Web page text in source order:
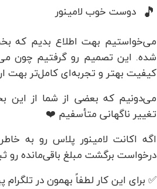
🎵 دوست خوب لامینور
می‌خواستیم بهت اطلاع بدیم که
شده. این تصمیم رو گرفتیم چون
کیفیت بهتر و تجربه‌ای کامل‌تر بهت
می‌دونیم که بعضی از شما از این
تغییر ناگهانی متأسفیم ❤️
اگه اکانت لامینور پلاس رو به
درخواست برگشت مبلغ باقی‌مانده رو
✅ برای این کار لطفاً بهمون در تلگرام